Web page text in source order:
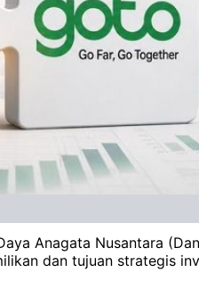
Anagata Nusantara
dan tujuan strategis